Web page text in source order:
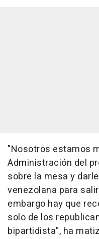
"Nosotros estamos
Administración del
sobre la mesa y
venezolana para
embargo hay que
solo de los
bipartidista", ha